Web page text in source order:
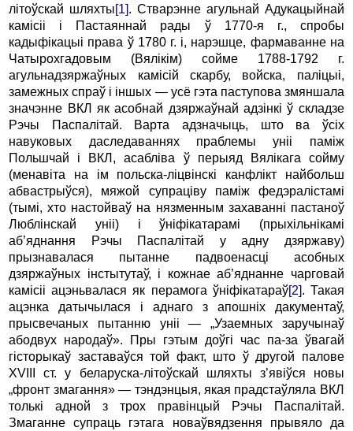
літоўскай шляхты[1]. Стварэнне агульнай Адукацыйнай
камісіі і Пастаяннай рады ў 1770-я г., спробы
кадыфікацыі права ў 1780 г. і, нарэшце, фармаванне на
Чатырохгадовым (Вялікім) сойме 1788-1792 г.
агульнадзяржаўных камісій скарбу, войска, паліцыі,
замежных спраў і іншых — усё гэта паступова змяншала
значэнне ВКЛ як асобнай дзяржаўнай адзінкі ў складзе
Рэчы Паспалітай. Варта адзначыць, што ва ўсіх
навуковых даследаваннях праблемы уніі паміж
Польшчай і ВКЛ, асабліва ў перыяд Вялікага сойму
(менавіта на ім польска-ліцвінскі канфлікт найбольш
абвастрыўся), мяжой супраціву паміж федэралістамі
(тымі, хто настойваў на нязменным захаванні пастаноў
Люблінскай уніі) і ўніфікатарамі (прыхільнікамі
аб’яднання Рэчы Паспалітай у адну дзяржаву)
прызнавалася пытанне падвоенасці асобных
дзяржаўных інстытутаў, і кожнае аб’яднанне чарговай
камісіі ацэньвалася як перамога ўніфікатараў[2]. Такая
ацэнка датычылася і аднаго з апошніх дакументаў,
прысвечаных пытанню уніі — „Узаемных заручынаў
абодвух народаў». Пры гэтым доўгі час па-за ўвагай
гісторыкаў заставаўся той факт, што ў другой палове
XVIII ст. у беларуска-літоўскай шляхты з’явіўся новы
„фронт змагання» — тэндэнцыя, якая прадстаўляла ВКЛ
толькі адной з трох правінцый Рэчы Паспалітай.
Змаганне супраць гэтага новаўвядзення прывяло да